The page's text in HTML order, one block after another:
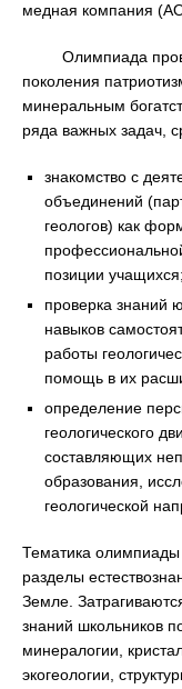
медная компания
Олимпиада
поколения
минеральным
ряда важных задач,
знакомство с
объединений
геологов) как
позиции учащихся;
проверка знаний
навыков
работы
помощь в их
определение
геологического
составляющих
образования,
геологической
Тематика олимпиады
разделы
Земле.
знаний школьников
минералогии,
экогеологии,